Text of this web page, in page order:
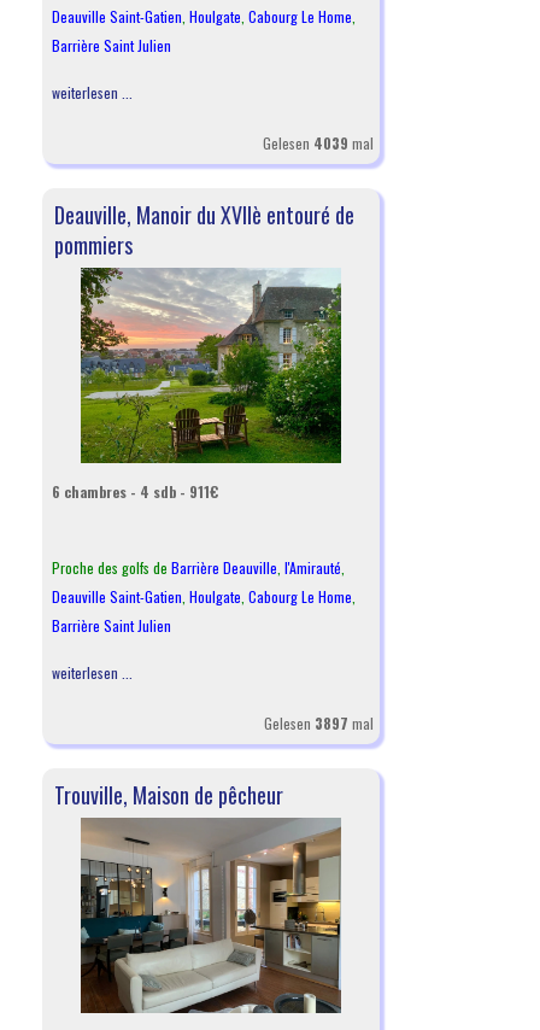
Deauville Saint-Gatien Houlgate Cabourg Le Home
Barrière Saint Julien
weiterlesen ...
Gelesen 4039 mal
Deauville, Manoir du XVIIè entouré de
pommiers
6 chambres - 4 sdb - 911€
Proche des golfs de Barrière Deauville, l'Amirauté,
Deauville Saint-Gatien, Houlgate, Cabourg Le Home,
Barrière Saint Julien
weiterlesen ...
Gelesen 3897 mal
Trouville, Maison de pêcheur